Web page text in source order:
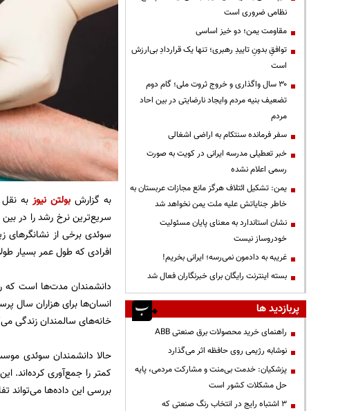
به گزارش بولتن نیوزبه نقل
افرادی که طول عمر بسیار
دانشمندان مدت‌ها است که
انسان‌ها برای هزاران سال
خانه‌های سالمندان زندگی
حالا دانشمندان سوئدی
بررسی این داده‌ها می‌تواند
نظامی ضروری است
مقاومت یمن؛ دو خیز اساسی
توافقِ بدونِ تاییدِ رهبری؛ تنها یک قراردادِ بی‌ارزش
است
۳۰ سال واگذاری و خروج ثروت ملی؛ گام دوم
تضعیف بنیه مردم وایجاد نارضایتی در بین احاد
مردم
سفر فرمانده سنتکام به اراضی اشغالی
خبر تعطیلی مدرسه ایرانی در کویت به صورت
رسمی اعلام نشده
یمن: تشکیل ائتلاف هرگز مانع مجازات عربستان به
خاطر جنایاتش علیه ملت یمن نخواهد شد
نشان استاندارد به معنای پایان مسئولیت
خودروساز نیست
غریبه به دادمون نمی‌رسه؛ ایرانی بخریم!
بسته اینترنت رایگان برای خبرنگاران فعال شد
پربازدید ها
راهنمای خرید محصولات برق صنعتی ABB
نوشابه رژیمی روی حافظه اثر می‌گذارد
پزشکیان: خدمت بی‌منت و مشارکت مردمی، پایه
حل مشکلات کشور است
3 اشتباه رایج در انتخاب رنگ صنعتی که